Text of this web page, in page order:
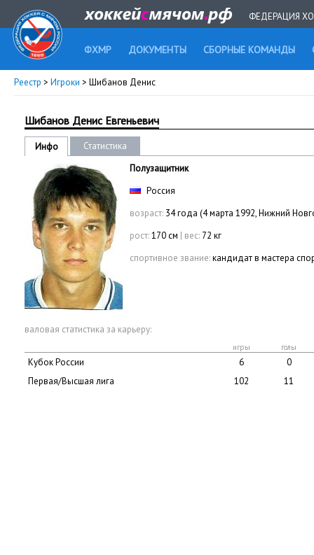
ФЕДЕРАЦИЯ
ФХМР ДОКУМЕНТЫ СБОРНЫЕ КОМАНДЫ
Реестр > Игроки > Шибанов Денис
Шибанов Денис Евгеньевич
Инфо
Статистика
Полузащитник
Россия
возраст: 34 года (4 марта 1992, Нижний
рост:170 см | вес: 72 кг
спортивное звание:кандидат в мастера
валовая статистика за карьеру:
игры голы
Кубок России 6
0
Первая/Высшая лига
102 11